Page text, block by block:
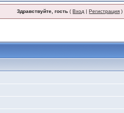
Здравствуйте, гость (Вход |Регистрация )